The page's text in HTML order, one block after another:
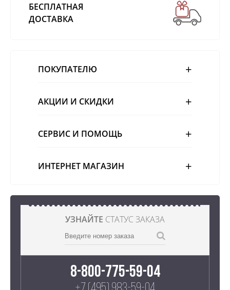
БЕСПЛАТНАЯ
ДОСТАВКА
ПОКУПАТЕЛЮ
АКЦИИ И СКИДКИ
СЕРВИС И ПОМОЩЬ
ИНТЕРНЕТ МАГАЗИН
УЗНАЙТЕ СТАТУС ЗАКАЗА
8-800-775-59-04